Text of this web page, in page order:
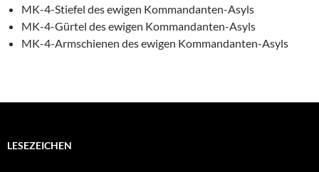
MK-4-Stiefel des ewigen Kommandanten-Asyls
MK-4-Gürtel des ewigen Kommandanten-Asyls
MK-4-Armschienen des ewigen Kommandanten-Asyls
LESEZEICHEN